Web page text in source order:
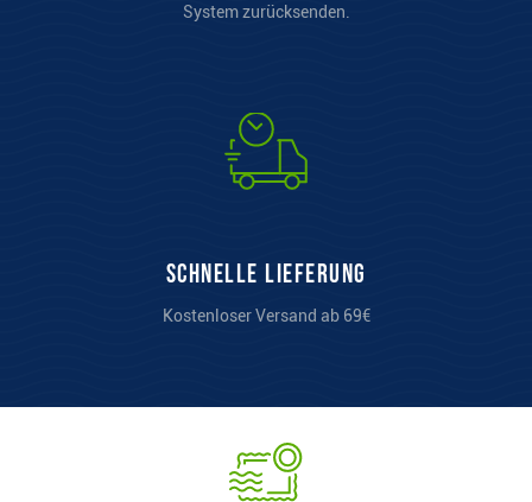
System zurücksenden.
Schnelle Lieferung
Kostenloser Versand ab 69€